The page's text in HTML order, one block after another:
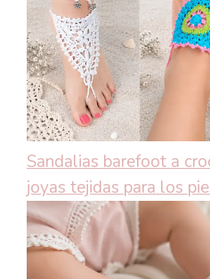
Sandalias barefoot a
joyas tejidas para los